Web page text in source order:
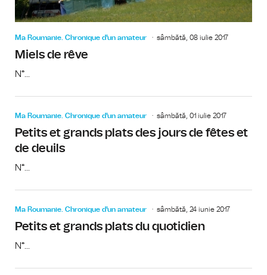
Ma Roumanie. Chronique d'un amateur sâmbătă, 08 iulie 2017
Miels de rêve
N°...
Ma Roumanie. Chronique d'un amateur sâmbătă, 01 iulie 2017
Petits et grands plats des jours de fêtes et
de deuils
N°...
Ma Roumanie. Chronique d'un amateur sâmbătă, 24 iunie 2017
Petits et grands plats du quotidien
N°...